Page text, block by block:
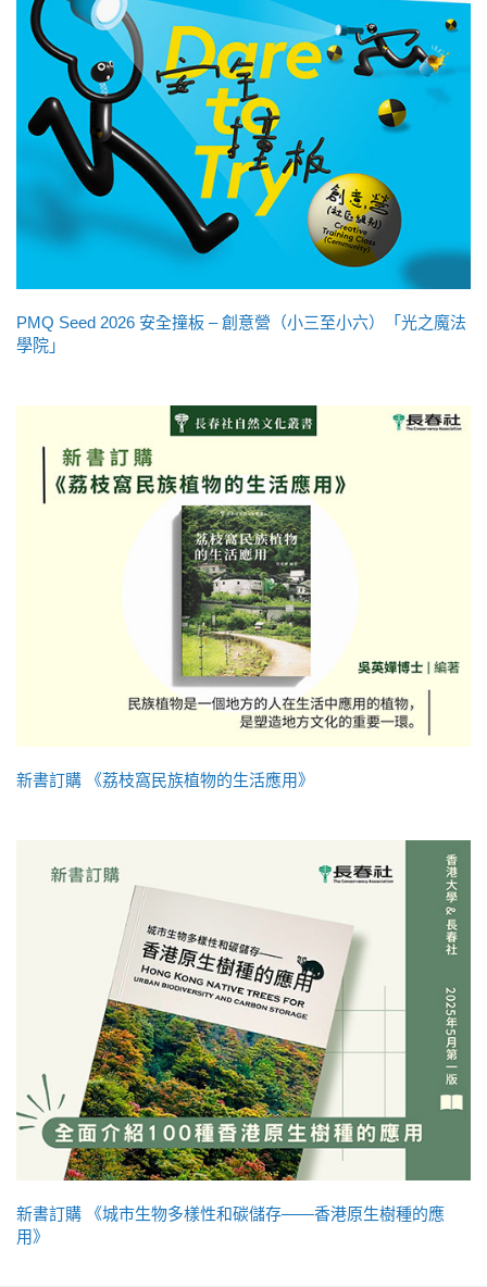
PMQ Seed 2026 安全撞板 – 創意營（小三至小六）「光之魔法
學院」
新書訂購 《荔枝窩民族植物的生活應用》
新書訂購 《城市生物多樣性和碳儲存——香港原生樹種的應
用》